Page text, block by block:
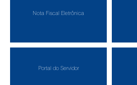
Nota Fiscal Eletrônica
Portal do Servidor